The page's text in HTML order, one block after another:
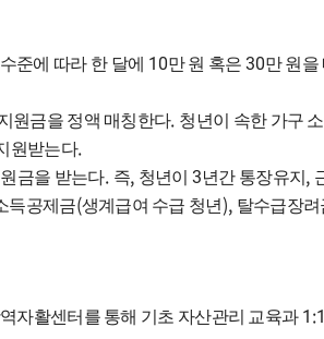
준에 따라 한 달에 10만 원 혹은 30만 원을
원금을 정액 매칭한다. 청년이 속한 가구
원받는다.
금을 받는다. 즉, 청년이3년간 통장유지 ,
득공제금(생계급여 수급 청년 ), 탈수급장려
자활센터를 통해 기초 자산관리 교육과 1:1